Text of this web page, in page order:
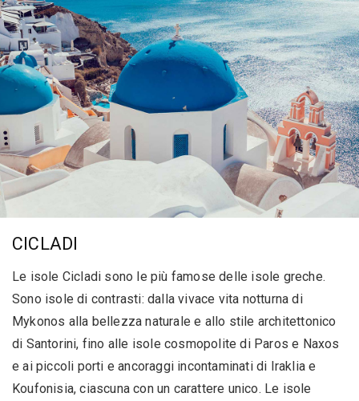
CICLADI
Le isole Cicladi sono le più famose delle isole greche.
Sono isole di contrasti: dalla vivace vita notturna di
Mykonos alla bellezza naturale e allo stile architettonico
di Santorini, fino alle isole cosmopolite di Paros e Naxos
e ai piccoli porti e ancoraggi incontaminati di Iraklia e
Koufonisia, ciascuna con un carattere unico. Le isole